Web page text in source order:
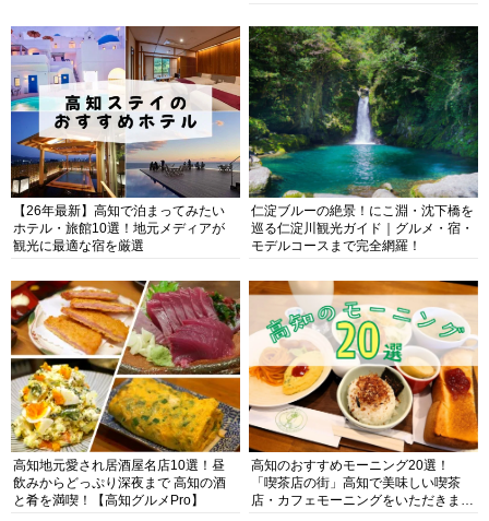
【26年最新】高知で泊まってみたい
ホテル・旅館10選！地元メディアが
観光に最適な宿を厳選
仁淀ブルーの絶景！にこ淵・沈下橋を
巡る仁淀川観光ガイド｜グルメ・宿・
モデルコースまで完全網羅！
高知地元愛され居酒屋名店10選！昼
飲みからどっぷり深夜まで 高知の酒
と肴を満喫！【高知グルメPro】
高知のおすすめモーニング20選！
「喫茶店の街」高知で美味しい喫茶
店・カフェモーニングをいただきま